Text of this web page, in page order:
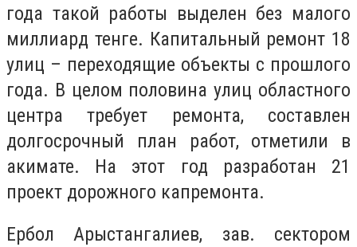
года такой работы выделен без малого
миллиард тенге. Капитальный ремонт 18
улиц – переходящие объекты с прошлого
года. В целом половина улиц областного
центра требует ремонта, составлен
долгосрочный план работ, отметили в
акимате. На этот год разработан 21
проект дорожного капремонта.
Ербол Арыстангалиев, зав. сектором